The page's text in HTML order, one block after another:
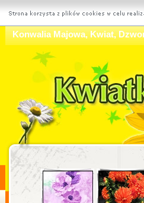
Konwalia Majowa, Kwiat,